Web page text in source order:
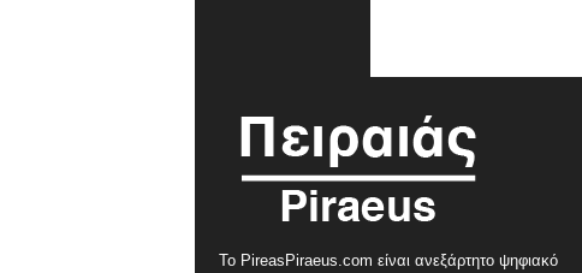
Το PireasPiraeus.com είναι ανεξάρτητο ψηφιακό